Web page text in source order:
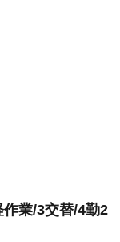
業/3交替/4勤2